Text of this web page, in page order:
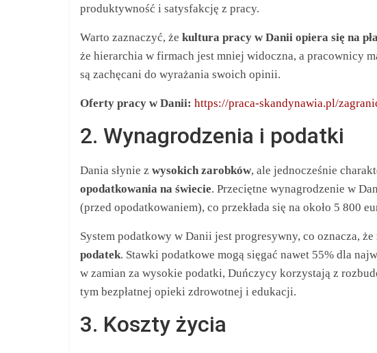
produktywność i satysfakcję z pracy.
Warto zaznaczyć, że kultura pracy w Danii opiera się na
że hierarchia w firmach jest mniej widoczna, a pracownicy
są zachęcani do wyrażania swoich opinii.
Oferty pracy w Danii: https://praca-skandynawia.pl/
2. Wynagrodzenia i podatki
Dania słynie z wysokich zarobków, ale jednocześnie
opodatkowania na świecie. Przeciętne wynagrodzenie w
(przed opodatkowaniem), co przekłada się na około 5 800
System podatkowy w Danii jest progresywny, co oznacza, że
podatek. Stawki podatkowe mogą sięgać nawet 55% dla
w zamian za wysokie podatki, Duńczycy korzystają z
tym bezpłatnej opieki zdrowotnej i edukacji.
3. Koszty życia